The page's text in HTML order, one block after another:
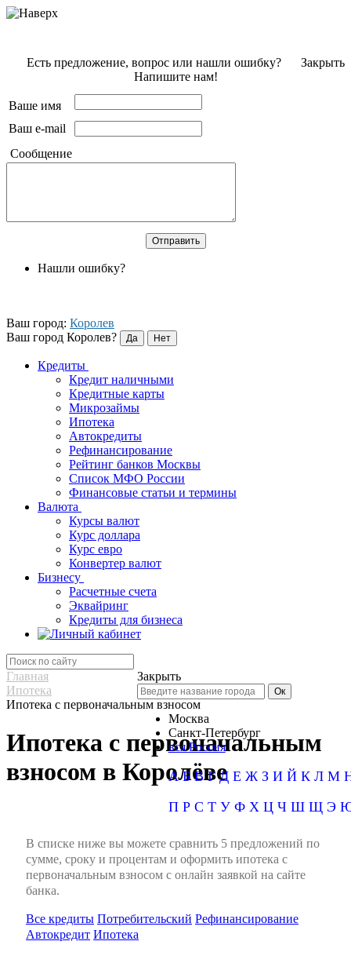
Закрыть
Есть предложение, вопрос или нашли ошибку?
Напишите нам!
Ваше имя
Ваш e-mail
Сообщение
Нашли ошибку?
Ваш город: Королев
Ваш город Королев?
Кредиты
Кредит наличными
Кредитные карты
Микрозаймы
Ипотека
Автокредиты
Рефинансирование
Рейтинг банков Москвы
Список МФО России
Финансовые статьи и термины
Валюта
Курсы валют
Курс доллара
Курс евро
Конвертер валют
Бизнесу
Расчетные счета
Эквайринг
Кредиты для бизнеса
Закрыть
Москва
Санкт-Петербург
вся Россия
А Б В Г Д Е Ж З И Й К Л М
П Р С Т У Ф Х Ц Ч Ш Щ Э
Главная
Ипотека
Ипотека с первоначальным взносом
Ипотека с первоначальным
взносом в Королёве
В списке ниже вы можете сравнить 5 предложений по
сумме, сроку и процентам и оформить ипотека с
первоначальным взносом с онлайн заявкой на сайте
банка.
Все кредиты Потребительский Рефинансирование
Автокредит Ипотека